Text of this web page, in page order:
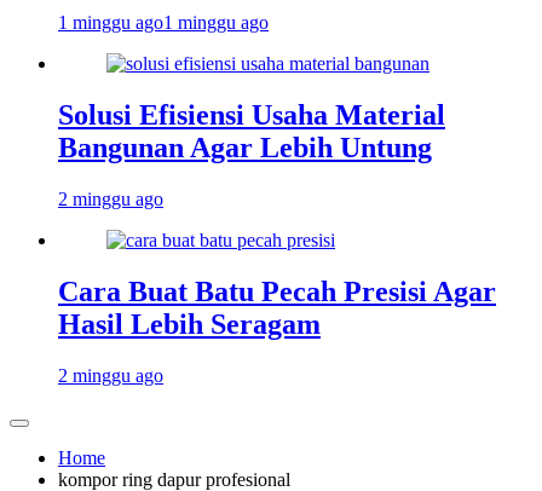
1 minggu ago1 minggu ago
Solusi Efisiensi Usaha Material
Bangunan Agar Lebih Untung
2 minggu ago
Cara Buat Batu Pecah Presisi Agar
Hasil Lebih Seragam
2 minggu ago
Home
kompor ring dapur profesional